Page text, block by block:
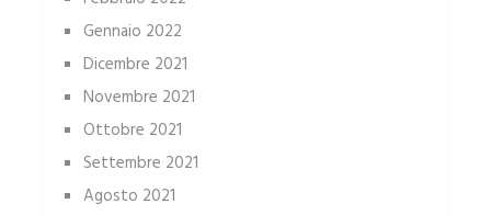
Gennaio 2022
Dicembre 2021
Novembre 2021
Ottobre 2021
Settembre 2021
Agosto 2021